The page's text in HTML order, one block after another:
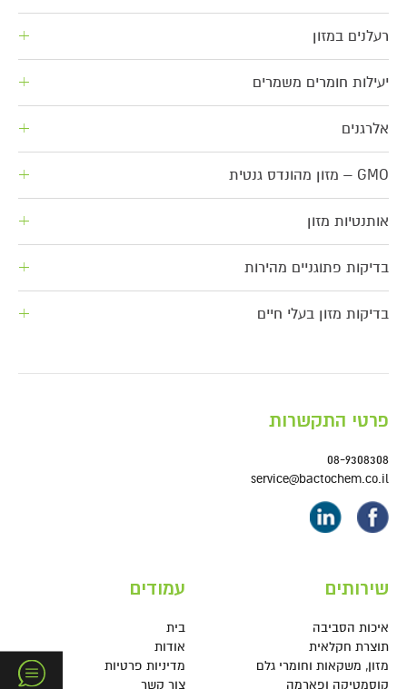
רעלנים במזון
יעילות חומרים משמרים
אלרגנים
GMO – מזון מהונדס גנטית
אותנטיות מזון
בדיקות פתוגניים מהירות
בדיקות מזון בעלי חיים
פרטי התקשרות
08-9308308
service@bactochem.co.il
שירותים
איכות הסביבה
תוצרת חקלאית
מזון, משקאות וחומרי גלם
קוסמטיקה ופארמה
עמודים
בית
אודות
מדיניות פרטיות
צור קשר